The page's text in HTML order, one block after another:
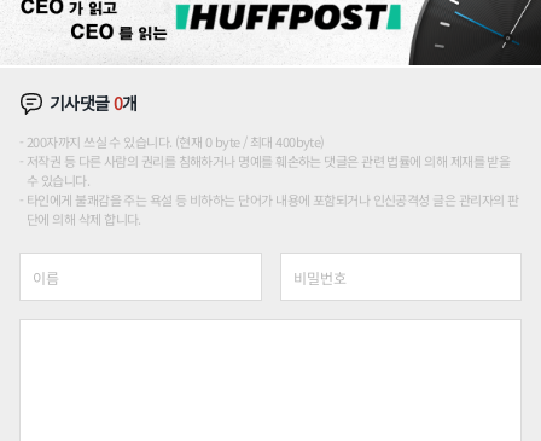
기사댓글0개
200자까지 쓰실 수 있습니다. (현재 0 byte / 최대 400byte)
저작권 등 다른 사람의 권리를 침해하거나 명예를 훼손하는 댓글은 관련 법률에 의해 제재를 받을
수 있습니다.
타인에게 불쾌감을 주는 욕설 등 비하하는 단어가 내용에 포함되거나 인신공격성 글은 관리자의 판
단에 의해 삭제 합니다.